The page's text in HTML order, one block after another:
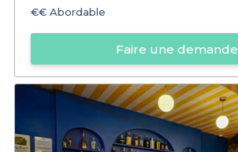
€€ Abordable
Faire une demande